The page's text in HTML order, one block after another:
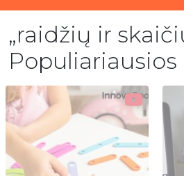
„raidžių ir
Populiariausios